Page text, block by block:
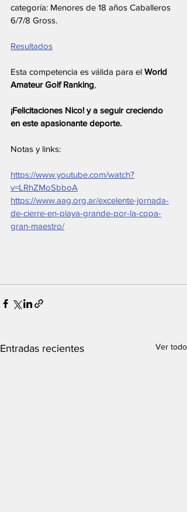
categoría: Menores de 18 años Caballeros
6/7/8 Gross.
Resultados
Esta competencia es válida para el World
Amateur Golf Ranking,
¡Felicitaciones Nico! y a seguir creciendo
en este apasionante deporte.
Notas y links:
https://www.youtube.com/watch?
v=LRhZMoSbboA
https://www.aag.org.ar/excelente-jornada-
de-cierre-en-playa-grande-por-la-copa-
gran-maestro/
Entradas recientes Ver todo